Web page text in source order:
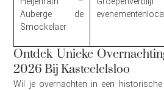
Auberge de
Smockelaer
Ontdek Unieke
2026 Bij Kasteelelsloo
Wil je overnachten in een